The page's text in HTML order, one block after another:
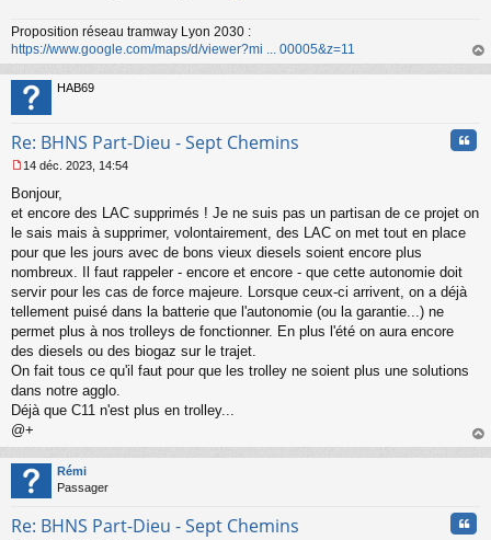
Proposition réseau tramway Lyon 2030 :
https://www.google.com/maps/d/viewer?mi ... 00005&z=11
au
HAB69
Re: BHNS Part-Dieu - Sept Chemins
e
s
g
e
n
o
u
14 déc. 2023, 14:54
Bonjour,
et encore des LAC supprimés ! Je ne suis pas un partisan de ce projet on
le sais mais à supprimer, volontairement, des LAC on met tout en place
pour que les jours avec de bons vieux diesels soient encore plus
nombreux. Il faut rappeler - encore et encore - que cette autonomie doit
servir pour les cas de force majeure. Lorsque ceux-ci arrivent, on a déjà
tellement puisé dans la batterie que l'autonomie (ou la garantie...) ne
permet plus à nos trolleys de fonctionner. En plus l'été on aura encore
des diesels ou des biogaz sur le trajet.
On fait tous ce qu'il faut pour que les trolley ne soient plus une solutions
dans notre agglo.
Déjà que C11 n'est plus en trolley...
@+
au
Rémi
Passager
Re: BHNS Part-Dieu - Sept Chemins